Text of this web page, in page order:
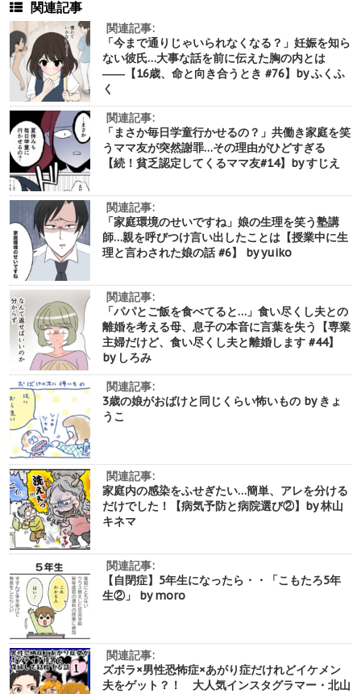
関連記事
関連記事:
「今まで通りじゃいられなくなる？」妊娠を知ら
ない彼氏…大事な話を前に伝えた胸の内とは
――【16歳、命と向き合うとき #76】by ふくふ
く
関連記事:
「まさか毎日学童行かせるの？」共働き家庭を笑
うママ友が突然謝罪…その理由がひどすぎる
【続！貧乏認定してくるママ友#14】by すじえ
関連記事:
「家庭環境のせいですね」娘の生理を笑う塾講
師…親を呼びつけ言い出したことは【授業中に生
理と言わされた娘の話 #6】 by yuiko
関連記事:
「パパとご飯を食べてると…」食い尽くし夫との
離婚を考える母、息子の本音に言葉を失う【専業
主婦だけど、食い尽くし夫と離婚します #44】
by しろみ
関連記事:
3歳の娘がおばけと同じくらい怖いもの by きょ
うこ
関連記事:
家庭内の感染をふせぎたい…簡単、アレを分ける
だけでした！【病気予防と病院選び②】by 林山
キネマ
関連記事:
【自閉症】5年生になったら・・「こもたろ5年
生②」 by moro
関連記事:
ズボラ×男性恐怖症×あがり症だけれどイケメン
夫をゲット？！ 大人気インスタグラマー・北山